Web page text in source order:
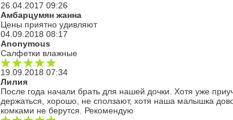
26.04.2017 09:26
Амбарцумян жанна
Цены приятно удивляют
04.09.2018 08:17
Anonymous
Салфетки влажные
19.09.2018 07:34
Лилия
После года начали брать для нашей дочки. Хотя уже
держаться, хорошо, не сползают, хотя наша малышка
комками не берутся. Рекомендую